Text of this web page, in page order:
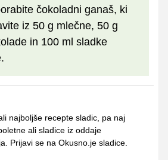
čokoladni ganaš, ki
iz 50 g mlečne, 50 g
in 100 ml sladke
najboljše recepte sladic, pa naj
ali sladice iz oddaje
Prijavi se na Okusno.je sladice.